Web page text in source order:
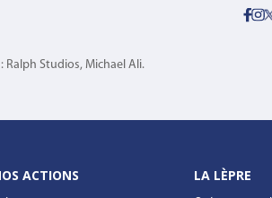
Studios, Michael Ali.
ACTIONS LA LÈPRE